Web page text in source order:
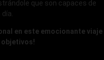
que son capaces de
en este emocionante viaje
objetivos!